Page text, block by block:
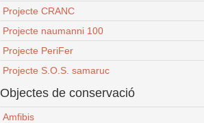
Projecte CRANC
Projecte naumanni 100
Projecte PeriFer
Projecte S.O.S. samaruc
Objectes de conservació
Amfibis